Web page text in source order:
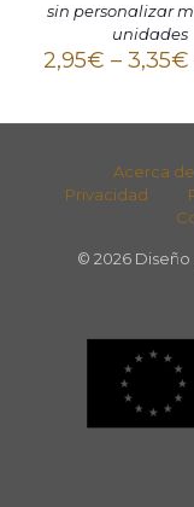
sin personalizar
unidades
2,95€ –3,35€
Acerca de
Privacidad
© 2026